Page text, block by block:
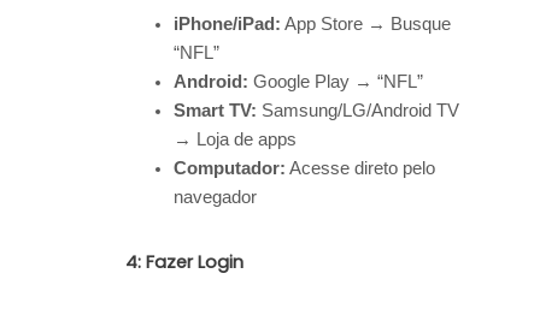
iPhone/iPad: App Store → Busque
“NFL”
Android: Google Play → “NFL”
Smart TV: Samsung/LG/Android TV
→ Loja de apps
Computador: Acesse direto pelo
navegador
4: Fazer Login